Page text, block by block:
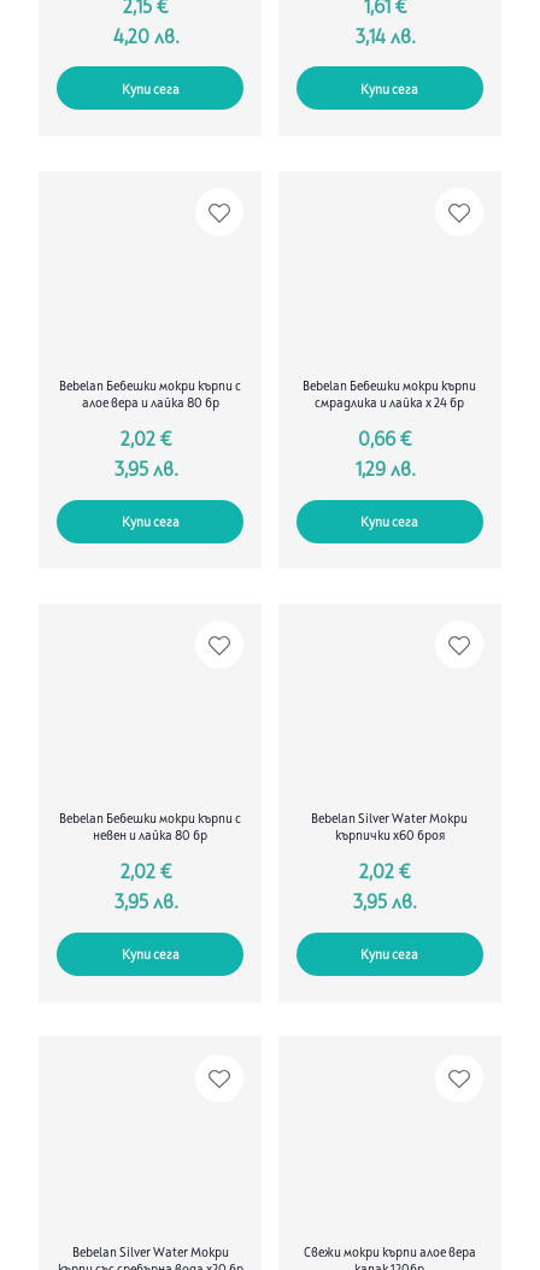
2,15 €
4,20 лв.
Купи сега
1,61 €
3,14 лв.
Купи сега
Bebelan Бебешки мокри кърпи с
алое вера и лайка 80 бр
2,02 €
3,95 лв.
Купи сега
Bebelan Бебешки мокри кърпи
смрадлика и лайка х 24 бр
0,66 €
1,29 лв.
Купи сега
Bebelan Бебешки мокри кърпи с
невен и лайка 80 бр
2,02 €
3,95 лв.
Купи сега
Bebelan Silver Water Мокри
кърпички х60 броя
2,02 €
3,95 лв.
Купи сега
Bebelan Silver Water Мокри
Свежи мокри кърпи алое вера